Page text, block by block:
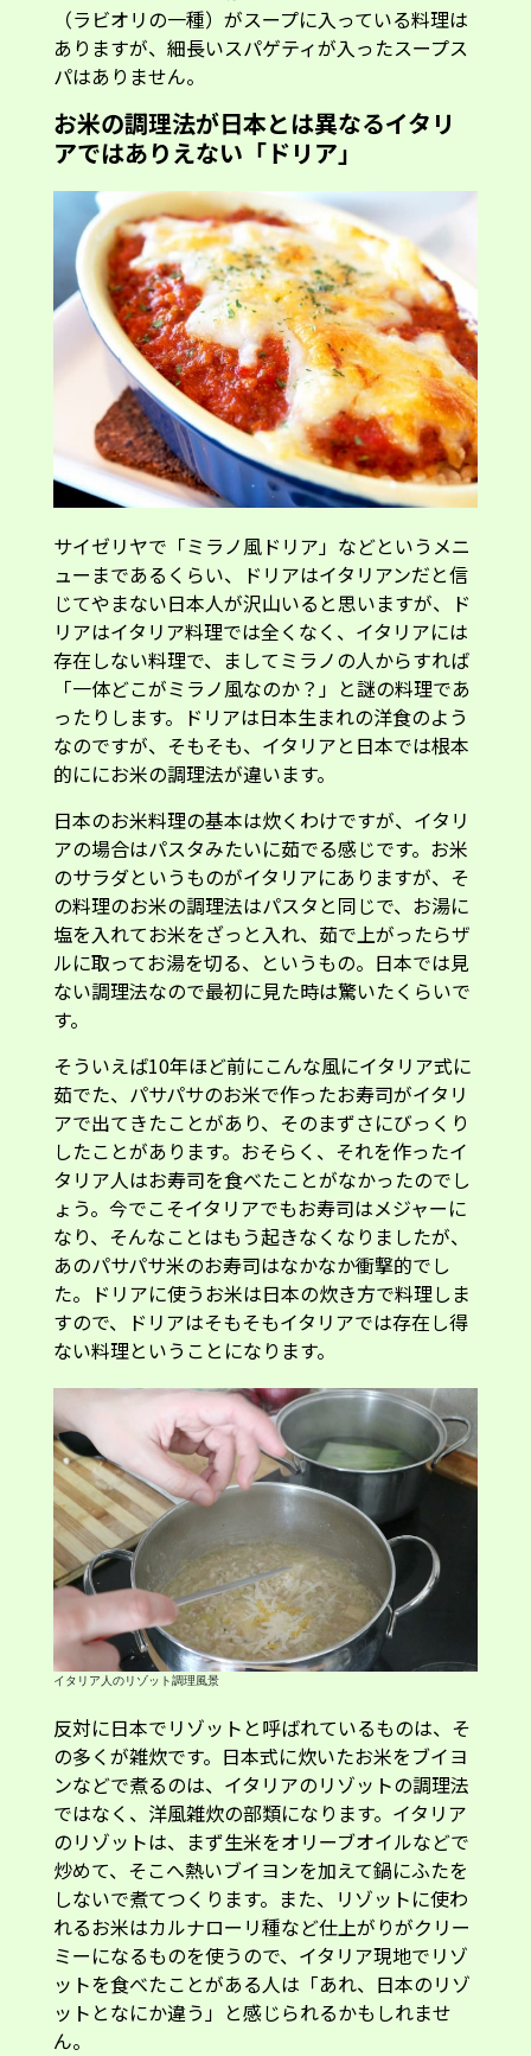
（ラビオリの一種）がスープに入っている料理は
ありますが、細長いスパゲティが入ったスープス
パはありません。
お米の調理法が日本とは異なるイタリ
アではありえない「ドリア」
サイゼリヤで「ミラノ風ドリア」などというメニ
ューまであるくらい、ドリアはイタリアンだと信
じてやまない日本人が沢山いると思いますが、ド
リアはイタリア料理では全くなく、イタリアには
存在しない料理で、ましてミラノの人からすれば
「一体どこがミラノ風なのか？」と謎の料理であ
ったりします。ドリアは日本生まれの洋食のよう
なのですが、そもそも、イタリアと日本では根本
的ににお米の調理法が違います。
日本のお米料理の基本は炊くわけですが、イタリ
アの場合はパスタみたいに茹でる感じです。お米
のサラダというものがイタリアにありますが、そ
の料理のお米の調理法はパスタと同じで、お湯に
塩を入れてお米をざっと入れ、茹で上がったらザ
ルに取ってお湯を切る、というもの。日本では見
ない調理法なので最初に見た時は驚いたくらいで
す。
そういえば10年ほど前にこんな風にイタリア式に
茹でた、パサパサのお米で作ったお寿司がイタリ
アで出てきたことがあり、そのまずさにびっくり
したことがあります。おそらく、それを作ったイ
タリア人はお寿司を食べたことがなかったのでし
ょう。今でこそイタリアでもお寿司はメジャーに
なり、そんなことはもう起きなくなりましたが、
あのパサパサ米のお寿司はなかなか衝撃的でし
た。ドリアに使うお米は日本の炊き方で料理しま
すので、ドリアはそもそもイタリアでは存在し得
ない料理ということになります。
イタリア人のリゾット調理風景
反対に日本でリゾットと呼ばれているものは、そ
の多くが雑炊です。日本式に炊いたお米をブイヨ
ンなどで煮るのは、イタリアのリゾットの調理法
ではなく、洋風雑炊の部類になります。イタリア
のリゾットは、まず生米をオリーブオイルなどで
炒めて、そこへ熱いブイヨンを加えて鍋にふたを
しないで煮てつくります。また、リゾットに使わ
れるお米はカルナローリ種など仕上がりがクリー
ミーになるものを使うので、イタリア現地でリゾ
ットを食べたことがある人は「あれ、日本のリゾ
ットとなにか違う」と感じられるかもしれませ
ん。